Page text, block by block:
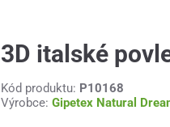
3D italské
Kód produktu: P10168
Výrobce: Gipetex Natural